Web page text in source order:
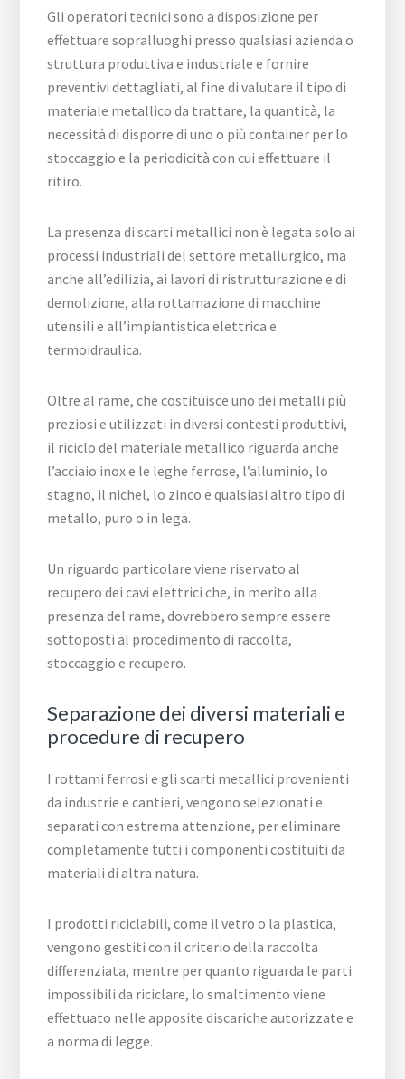
Gli operatori tecnici sono a disposizione per
effettuare sopralluoghi presso qualsiasi azienda o
struttura produttiva e industriale e fornire
preventivi dettagliati, al fine di valutare il tipo di
materiale metallico da trattare, la quantità, la
necessità di disporre di uno o più container per lo
stoccaggio e la periodicità con cui effettuare il
ritiro.
La presenza di scarti metallici non è legata solo ai
processi industriali del settore metallurgico, ma
anche all’edilizia, ai lavori di ristrutturazione e di
demolizione, alla rottamazione di macchine
utensili e all’impiantistica elettrica e
termoidraulica.
Oltre al rame, che costituisce uno dei metalli più
preziosi e utilizzati in diversi contesti produttivi,
il riciclo del materiale metallico riguarda anche
l’acciaio inox e le leghe ferrose, l’alluminio, lo
stagno, il nichel, lo zinco e qualsiasi altro tipo di
metallo, puro o in lega.
Un riguardo particolare viene riservato al
recupero dei cavi elettrici che, in merito alla
presenza del rame, dovrebbero sempre essere
sottoposti al procedimento di raccolta,
stoccaggio e recupero.
Separazione dei diversi materiali e
procedure di recupero
I rottami ferrosi e gli scarti metallici provenienti
da industrie e cantieri, vengono selezionati e
separati con estrema attenzione, per eliminare
completamente tutti i componenti costituiti da
materiali di altra natura.
I prodotti riciclabili, come il vetro o la plastica,
vengono gestiti con il criterio della raccolta
differenziata, mentre per quanto riguarda le parti
impossibili da riciclare, lo smaltimento viene
effettuato nelle apposite discariche autorizzate e
a norma di legge.